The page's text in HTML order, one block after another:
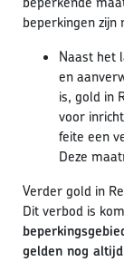
beperkingen zijn
Naast het
en
is, gold in
voor
feite een
Deze
Verder gold in
Dit verbod is
gelden nog